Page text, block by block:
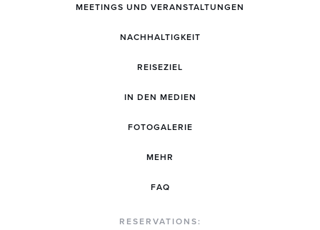
MEETINGS UND VERANSTALTUNGEN
NACHHALTIGKEIT
REISEZIEL
IN DEN MEDIEN
FOTOGALERIE
MEHR
FAQ
RESERVATIONS: